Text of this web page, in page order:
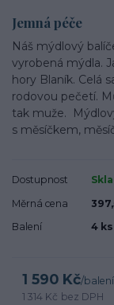
Jemná péče
Náš mýdlový
vyrobená mýdla.
hory Blaník. Celá
rodovou pečetí.
tak muže.
s měsíčkem,
Dostupnost
Měrná cena
Balení
4 ks
1 590 Kč/balení
1 314 Kč bez DPH